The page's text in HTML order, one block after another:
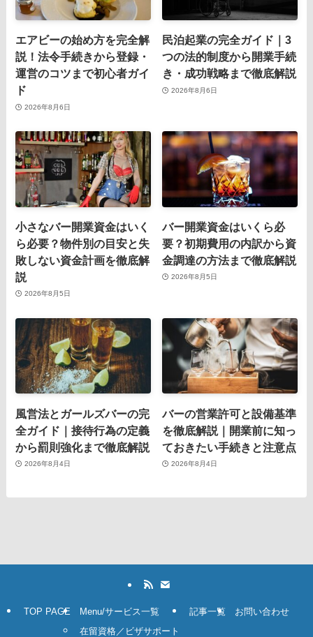
エアビーの始め方を完全解
説！法令手続きから登録・
運営のコツまで初心者ガイ
ド
2026年8月6日
民泊起業の完全ガイド｜3
つの法的制度から開業手続
き・成功戦略まで徹底解説
2026年8月6日
小さなバー開業資金はいく
ら必要？物件別の目安と失
敗しない資金計画を徹底解
説
2026年8月5日
バー開業資金はいくら必
要？初期費用の内訳から資
金調達の方法まで徹底解説
2026年8月5日
風営法とガールズバーの完
全ガイド｜接待行為の定義
から罰則強化まで徹底解説
2026年8月4日
バーの営業許可と設備基準
を徹底解説｜開業前に知っ
ておきたい手続きと注意点
2026年8月4日
TOP PAGE
Menu/サービス一覧
在留資格／ビザサポート
記事一覧 お問い合わせ